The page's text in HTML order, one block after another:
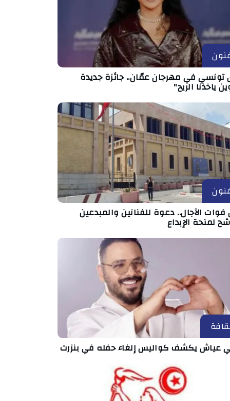
تونسي في مهرجان عمّان.. جائزة جديدة
ياخذنا الريح"
فوات الآجال.. دعوة للفنانين والمبدعين
لمنحة الإبداع
عياش يكشف كواليس إلغاء حفله في بنزرت